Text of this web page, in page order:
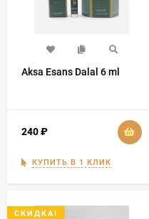
Aksa Esans Dalal 6 ml
240₽
КУПИТЬ В 1 КЛИК
СКИДКА!